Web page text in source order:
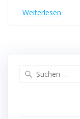
Weiterlesen